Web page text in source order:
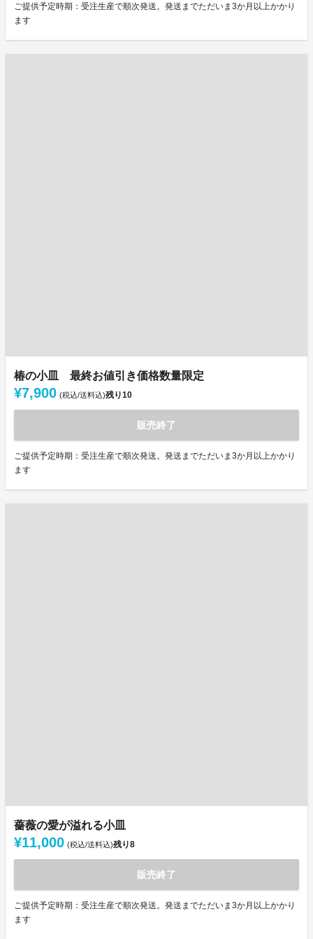
ご提供予定時期：受注生産で順次発送。発送までただいま3か月以上かかり
ます
椿の小皿 最終お値引き価格数量限定
¥7,900 (税込/送料込)残り10
販売終了
ご提供予定時期：受注生産で順次発送。発送までただいま3か月以上かかり
ます
薔薇の愛が溢れる小皿
¥11,000 (税込/送料込)残り8
販売終了
ご提供予定時期：受注生産で順次発送。発送までただいま3か月以上かかり
ます